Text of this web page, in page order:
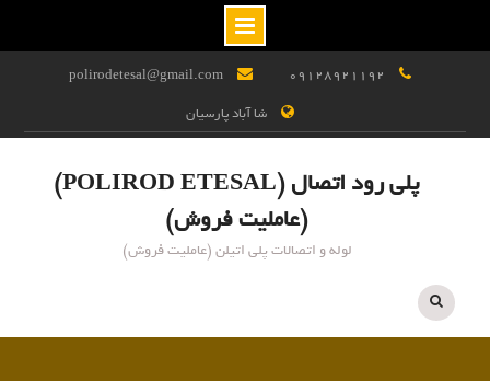
09128921192
polirodetesal@gmail.com
شا آباد پارسیان
پلی رود اتصال (POLIROD ETESAL)
(عاملیت فروش)
لوله و اتصالات پلی اتیلن (عاملیت فروش)